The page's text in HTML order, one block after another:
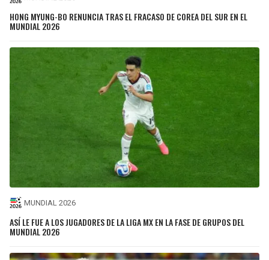
HONG MYUNG-BO RENUNCIA TRAS EL FRACASO DE COREA DEL SUR EN EL
MUNDIAL 2026
MUNDIAL 2026
ASÍ LE FUE A LOS JUGADORES DE LA LIGA MX EN LA FASE DE GRUPOS DEL
MUNDIAL 2026